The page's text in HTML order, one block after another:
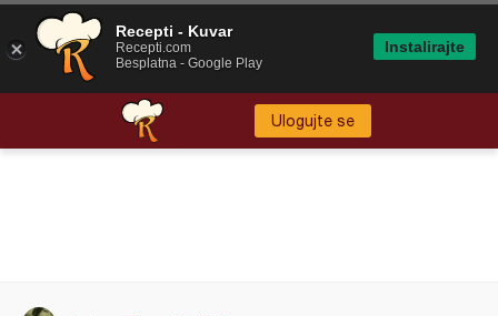
Ulogujte se
Recepti - Kuvar
Recepti.com
Besplatna - Google Play
Instalirajte